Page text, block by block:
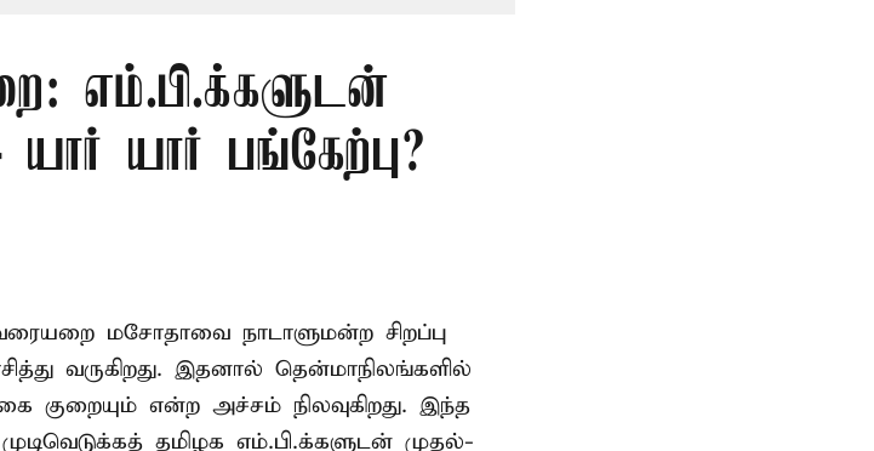
எம்.பி.க்களுடன்
யார் பங்கேற்பு?
மசோதாவை நாடாளுமன்ற சிறப்பு
வருகிறது. இதனால் தென்மாநிலங்களில்
குறையும் என்ற அச்சம் நிலவுகிறது. இந்த
தமிழக எம்.பி.க்களுடன் முதல்-